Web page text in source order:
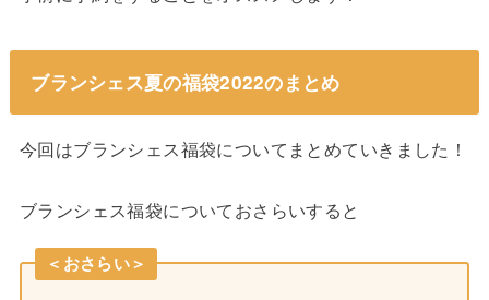
ブランシェス夏の福袋2022のまとめ
今回はブランシェス福袋についてまとめていきました！
ブランシェス福袋についておさらいすると
＜おさらい＞